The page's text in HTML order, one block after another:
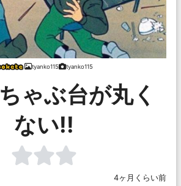
tyanko115 tyanko115
ゃぶ台が丸く
ない!!
4ヶ月くらい前